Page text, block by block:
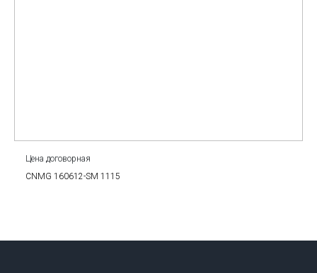
Цена договорная
CNMG 160612-SM 1115